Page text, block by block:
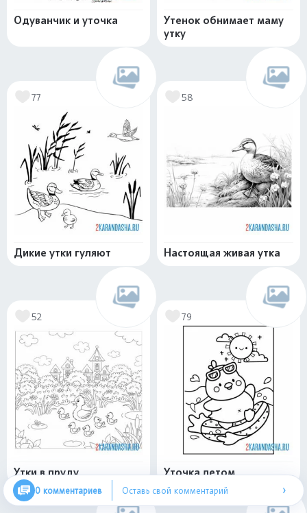
Одуванчик и уточка
Утенок обнимает маму
утку
77
Дикие утки гуляют
58
Настоящая живая утка
52
Утки в пруду
79
Уточка летом
0 комментариев Оставь свой комментарий ›